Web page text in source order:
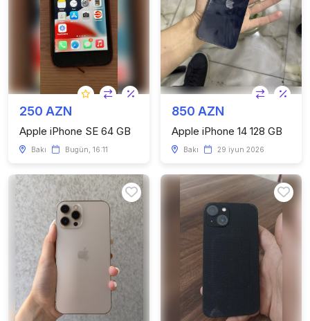
250 AZN
Apple iPhone SE 64 GB
Bakı Bugün, 16:11
850 AZN
Apple iPhone 14 128 GB
Bakı 29 iyun 2026